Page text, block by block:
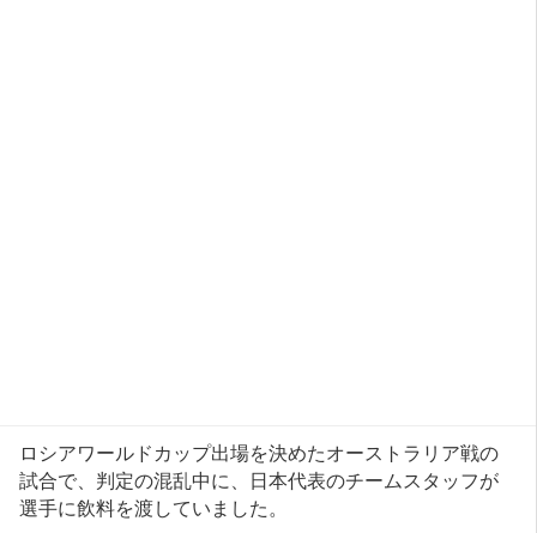
ロシアワールドカップ出場を決めたオーストラリア戦の
試合で、判定の混乱中に、日本代表のチームスタッフが
選手に飲料を渡していました。